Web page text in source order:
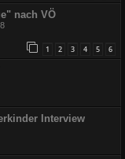
nach VÖ
1 2 3 4 5 6
Interview